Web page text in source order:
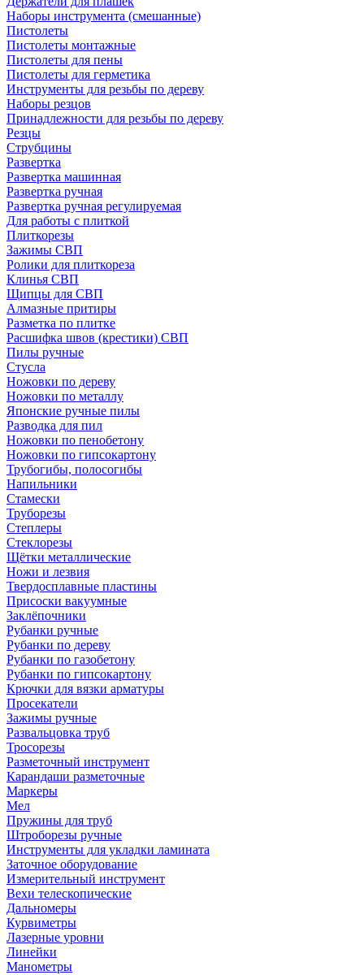
Наборы инструмента (смешанные)
Пистолеты
Пистолеты монтажные
Пистолеты для пены
Пистолеты для герметика
Инструменты для резьбы по дереву
Наборы резцов
Принадлежности для резьбы по дереву
Резцы
Струбцины
Развертка
Развертка машинная
Развертка ручная
Развертка ручная регулируемая
Для работы с плиткой
Плиткорезы
Зажимы СВП
Ролики для плиткореза
Клинья СВП
Щипцы для СВП
Алмазные притиры
Разметка по плитке
Расшифка швов (крестики) СВП
Пилы ручные
Стусла
Ножовки по дереву
Ножовки по металлу
Японские ручные пилы
Разводка для пил
Ножовки по пенобетону
Ножовки по гипсокартону
Трубогибы, полосогибы
Напильники
Стамески
Труборезы
Степлеры
Стеклорезы
Щётки металлические
Ножи и лезвия
Твердосплавные пластины
Присоски вакуумные
Заклёпочники
Рубанки ручные
Рубанки по дереву
Рубанки по газобетону
Рубанки по гипсокартону
Крючки для вязки арматуры
Просекатели
Зажимы ручные
Развальцовка труб
Тросорезы
Разметочный инструмент
Карандаши разметочные
Маркеры
Мел
Пружины для труб
Штроборезы ручные
Инструменты для укладки ламината
Заточное оборудование
Измерительный инструмент
Вехи телескопические
Дальномеры
Курвиметры
Лазерные уровни
Линейки
Манометры